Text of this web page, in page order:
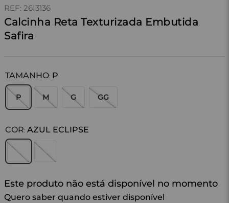
: 26I3136
Calcinha Reta Texturizada Embutida
Safira
TAMANHO: P
P M G GG
COR: AZUL ECLIPSE
Este produto não está disponível no momento
Quero saber quando estiver disponível